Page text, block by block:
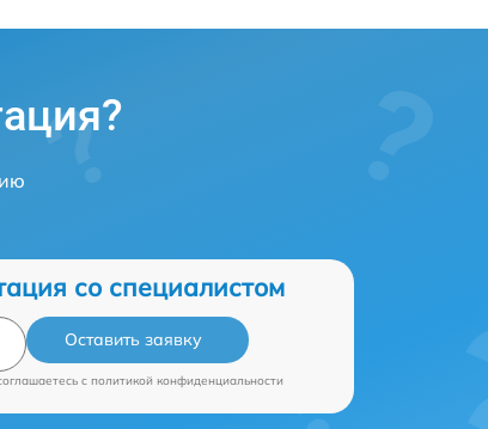
со специалистом
Оставить заявку
c политикой конфиденциальности